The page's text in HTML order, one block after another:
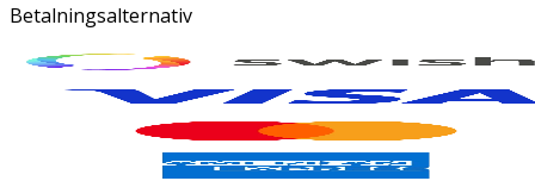
Betalningsalternativ